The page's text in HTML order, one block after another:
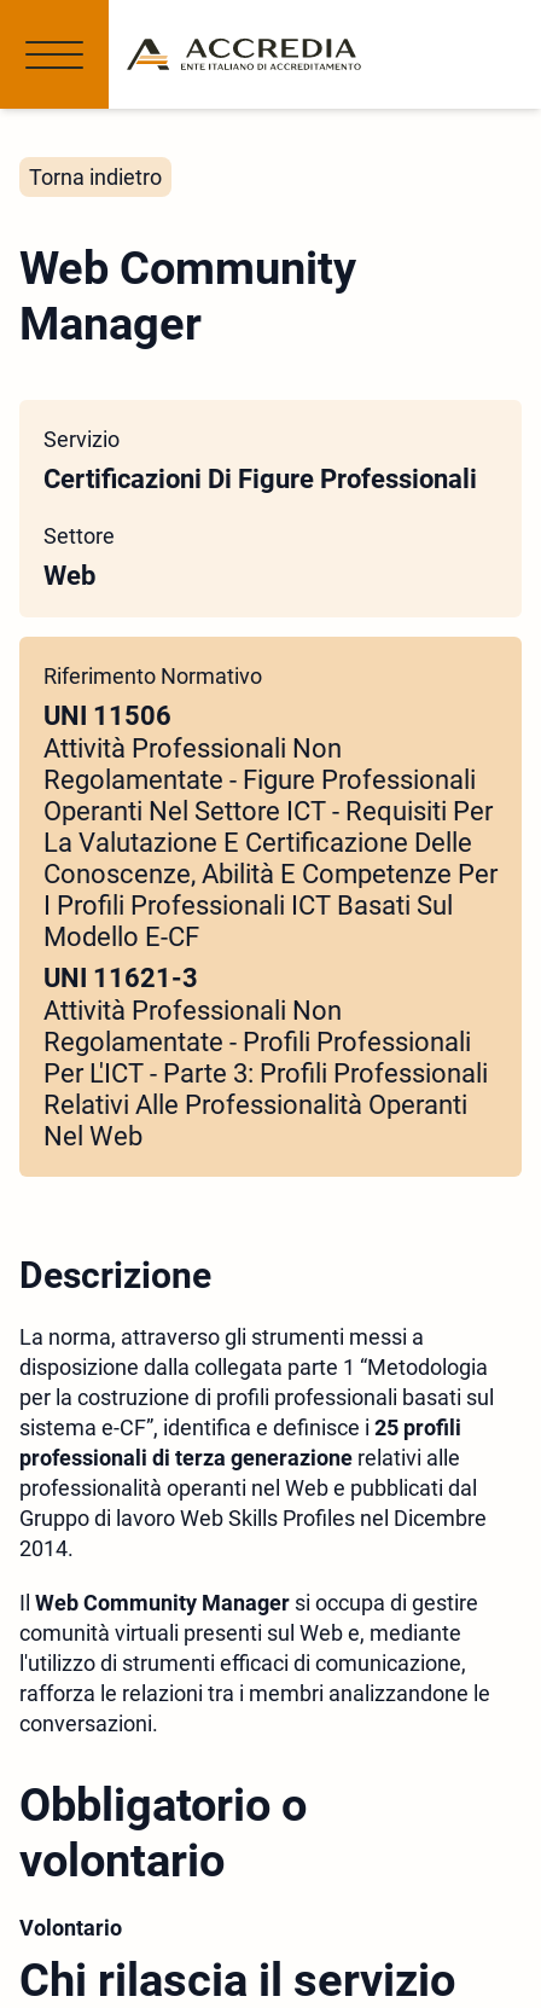
Torna indietro
Web Community
Manager
Servizio
Certificazioni Di Figure Professionali
Settore
Web
Riferimento Normativo
UNI 11506
Attività Professionali Non
Regolamentate - Figure Professionali
Operanti Nel Settore ICT - Requisiti Per
La Valutazione E Certificazione Delle
Conoscenze, Abilità E Competenze Per
I Profili Professionali ICT Basati Sul
Modello E-CF
UNI 11621-3
Attività Professionali Non
Regolamentate - Profili Professionali
Per L'ICT - Parte 3: Profili Professionali
Relativi Alle Professionalità Operanti
Nel Web
Descrizione
La norma, attraverso gli strumenti messi a
disposizione dalla collegata parte 1 “Metodologia
per la costruzione di profili professionali basati sul
sistema e-CF”, identifica e definisce i 25 profili
professionali di terza generazione relativi alle
professionalità operanti nel Web e pubblicati dal
Gruppo di lavoro Web Skills Profiles nel Dicembre
2014.
Il Web Community Manager si occupa di gestire
comunità virtuali presenti sul Web e, mediante
l'utilizzo di strumenti efficaci di comunicazione,
rafforza le relazioni tra i membri analizzandone le
conversazioni.
Obbligatorio o
volontario
Volontario
Chi rilascia il servizio